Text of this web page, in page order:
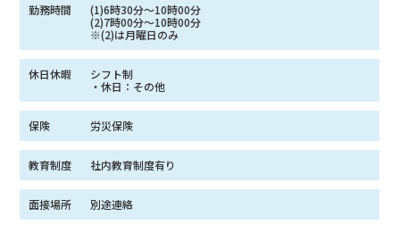
勤務時間
(1)6時30分〜10時00分
(2)7時00分〜10時00分
※(2)は月曜日のみ
休日休暇
シフト制
・休日：その他
保険 労災保険
教育制度 社内教育制度有り
面接場所 別途連絡